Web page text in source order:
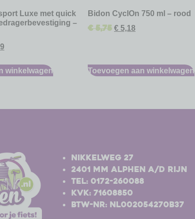
Luxe met quick
–
winkelwagen
Bidon CyclOn 750 ml – rood
€5,75 € 5,18
Toevoegen aan winkelwagen
Nikkelweg 27
2401 MM Alphen a/d Rijn
Tel: 0172-260088
Kvk: 71608850
BTW-nr: NL002054270B37